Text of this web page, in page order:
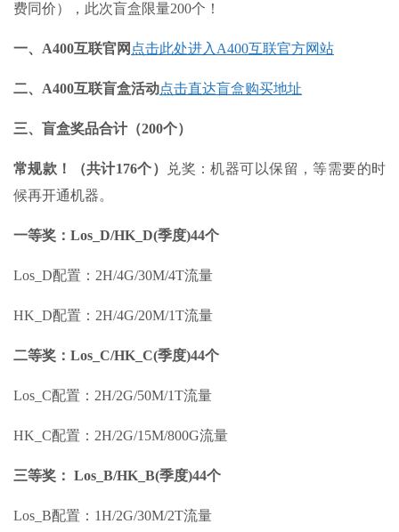
费同价），此次盲盒限量200个！
一、A400互联官网 点击此处进入A400互联官方网站
二、A400互联盲盒活动点击直达盲盒购买地址
三、盲盒奖品合计（200个）
常规款！（共计176个）
兑奖：机器可以保留，等需要的时
候再开通机器。
一等奖：Los_D/HK_D(季度)44个
Los_D配置：2H/4G/30M/4T流量
HK_D配置：2H/4G/20M/1T流量
二等奖：Los_C/HK_C(季度)44个
Los_C配置：2H/2G/50M/1T流量
HK_C配置：2H/2G/15M/800G流量
三等奖： Los_B/HK_B(季度)44个
Los_B配置：1H/2G/30M/2T流量